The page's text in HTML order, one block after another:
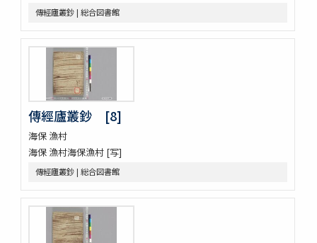
改元定記
源語秘訣
勢語圖説抄 5巻
落窪物語 4巻
連哥證哥
法隆寺伽藍縁起并流記資財事
倭屋一家言 3巻
伊勢千句註
元禄版東海道驛路記
つれつれ草拾遺
卜養狂哥集 2巻
播州舊記
四季物語
すみよし物語
傳經廬叢鈔 | 総合図書館
傳經廬叢鈔 [8]
海保 漁村
海保 漁村海保漁村 [写]
傳經廬叢鈔 | 総合図書館